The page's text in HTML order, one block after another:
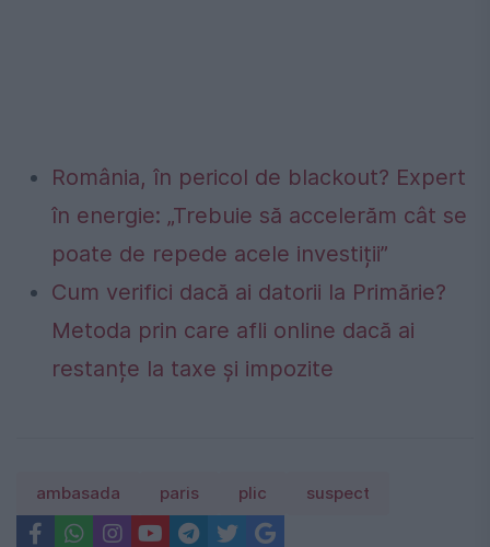
România, în pericol de blackout? Expert
în energie: „Trebuie să accelerăm cât se
poate de repede acele investiții”
Cum verifici dacă ai datorii la Primărie?
Metoda prin care afli online dacă ai
restanțe la taxe și impozite
ambasada paris plic suspect